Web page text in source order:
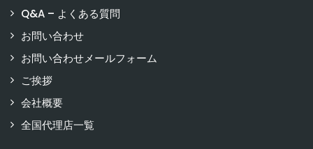
Q&A – よくある質問
お問い合わせ
お問い合わせメールフォーム
ご挨拶
会社概要
全国代理店一覧